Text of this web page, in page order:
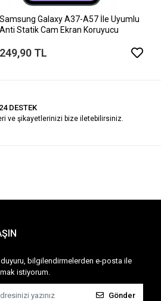
Samsung Galaxy A37-A57 İle Uyumlu
Anti Statik Cam Ekran Koruyucu
249,90 TL
DESTEK
ve şikayetlerinizi bize iletebilirsiniz.
bilgilendirmelerden e-posta ile
istiyorum.
Gönder